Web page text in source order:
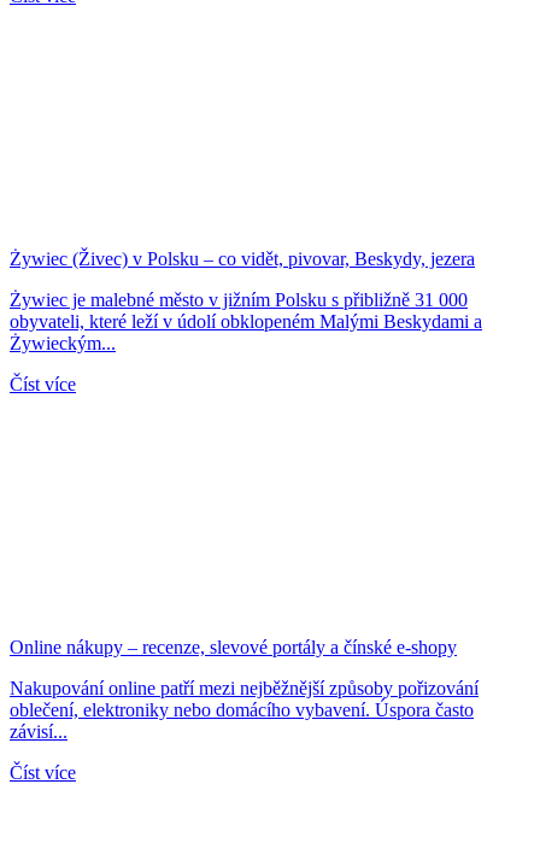
Żywiec (Živec) v Polsku – co vidět, pivovar, Beskydy, jezera
Żywiec je malebné město v jižním Polsku s přibližně 31 000
obyvateli, které leží v údolí obklopeném Malými Beskydami a
Żywieckým...
Číst více
Online nákupy – recenze, slevové portály a čínské e-shopy
Nakupování online patří mezi nejběžnější způsoby pořizování
oblečení, elektroniky nebo domácího vybavení. Úspora často
závisí...
Číst více